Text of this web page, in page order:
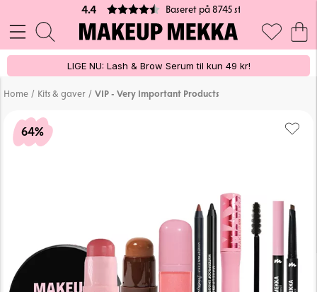
4.4 Baseret på 8745 stemmer
LIGE NU: Lash & Brow Serum til kun 49 kr!
Home / Kits & gaver / VIP - Very Important Products
64%